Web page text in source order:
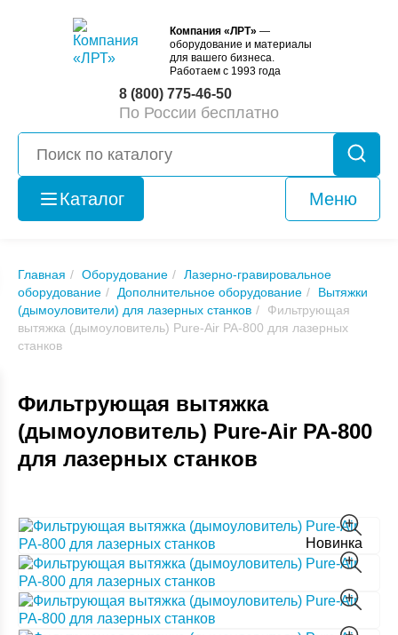
Компания «ЛРТ» —
оборудование и материалы
для вашего бизнеса.
Работаем с 1993 года
8 (800) 775-46-50
По России бесплатно
Каталог Меню
Оборудование
б/у
Главная Оборудование
Лазерно-гравировальное
оборудование
Дополнительное оборудование
Вытяжки
(дымоуловители) для лазерных станков
Фильтрующая
вытяжка (дымоуловитель) Pure-Air PA-800 для лазерных
станков
Фильтрующая вытяжка
(дымоуловитель) Pure-Air PA-800
для лазерных станков
Новинка